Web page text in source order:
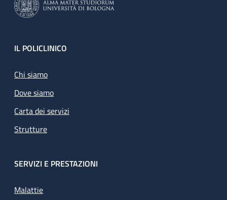
Footer
IL POLICLINICO
Chi siamo
Dove siamo
Carta dei servizi
Strutture
SERVIZI E PRESTAZIONI
Malattie